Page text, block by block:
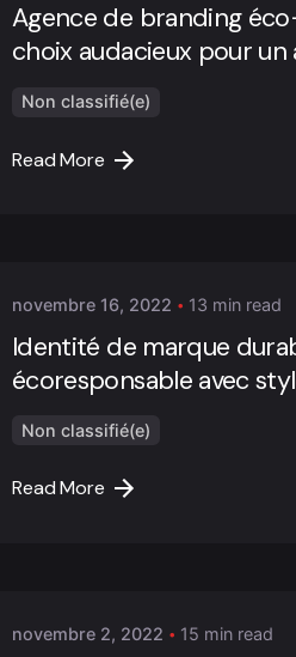
Agence de branding
choix audacieux pour un
Non classifié(e)
Read More
novembre 16, 2022 13 min read
Identité de marque
écoresponsable avec
Non classifié(e)
Read More
novembre 2, 2022 15 min read